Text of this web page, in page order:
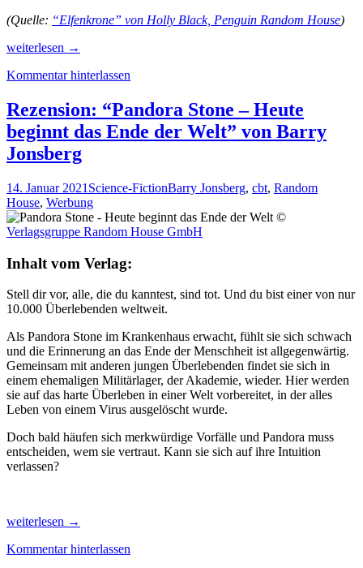
(Quelle: “Elfenkrone” von Holly Black, Penguin Random House)
Rezension:
von
Black,
(1.
Band)
weiterlesen →
Kommentar hinterlassen
Rezension: “Pandora Stone – Heute
beginnt das Ende der Welt” von Barry
Jonsberg
14. Januar 2021 Science-FictionBarry Jonsberg, cbt, Random
House, Werbung
©
Verlagsgruppe Random House GmbH
Inhalt vom Verlag:
Stell dir vor, alle, die du kanntest, sind tot. Und du bist einer von nur
10.000 Überlebenden weltweit.
Als Pandora Stone im Krankenhaus erwacht, fühlt sie sich schwach
und die Erinnerung an das Ende der Menschheit ist allgegenwärtig.
Gemeinsam mit anderen jungen Überlebenden findet sie sich in
einem ehemaligen Militärlager, der Akademie, wieder. Hier werden
sie auf das harte Überleben in einer Welt vorbereitet, in der alles
Leben von einem Virus ausgelöscht wurde.
Doch bald häufen sich merkwürdige Vorfälle und Pandora muss
entscheiden, wem sie vertraut. Kann sie sich auf ihre Intuition
verlassen?
Rezension:
Stone
weiterlesen →
Kommentar hinterlassen